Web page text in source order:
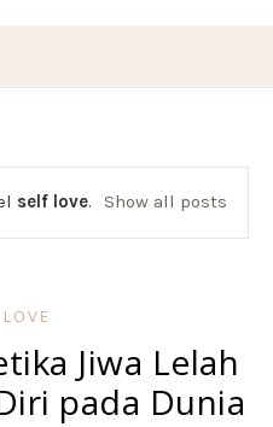
self love. Show all posts
Jiwa Lelah
pada Dunia